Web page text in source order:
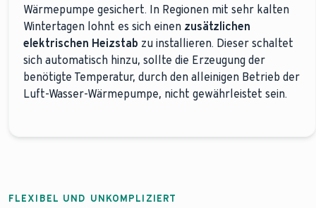
Wärmepumpe gesichert. In Regionen mit sehr kalten
Wintertagen lohnt es sich einen zusätzlichen
elektrischen Heizstab zu installieren. Dieser schaltet
sich automatisch hinzu, sollte die Erzeugung der
benötigte Temperatur, durch den alleinigen Betrieb der
Luft-Wasser-Wärmepumpe, nicht gewährleistet sein.
FLEXIBEL UND UNKOMPLIZIERT